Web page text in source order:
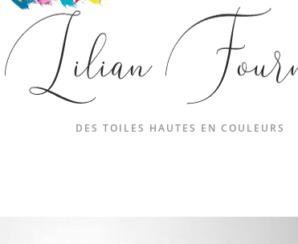
DES TOILES HAUTES EN COULEURS